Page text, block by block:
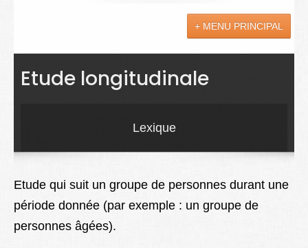
+ MENU PRINCIPAL
Actualités
Soins
Droit
Lexique
Better Health
Etude longitudinale
Lexique
Etude qui suit un groupe de personnes durant une
période donnée (par exemple : un groupe de
personnes âgées).